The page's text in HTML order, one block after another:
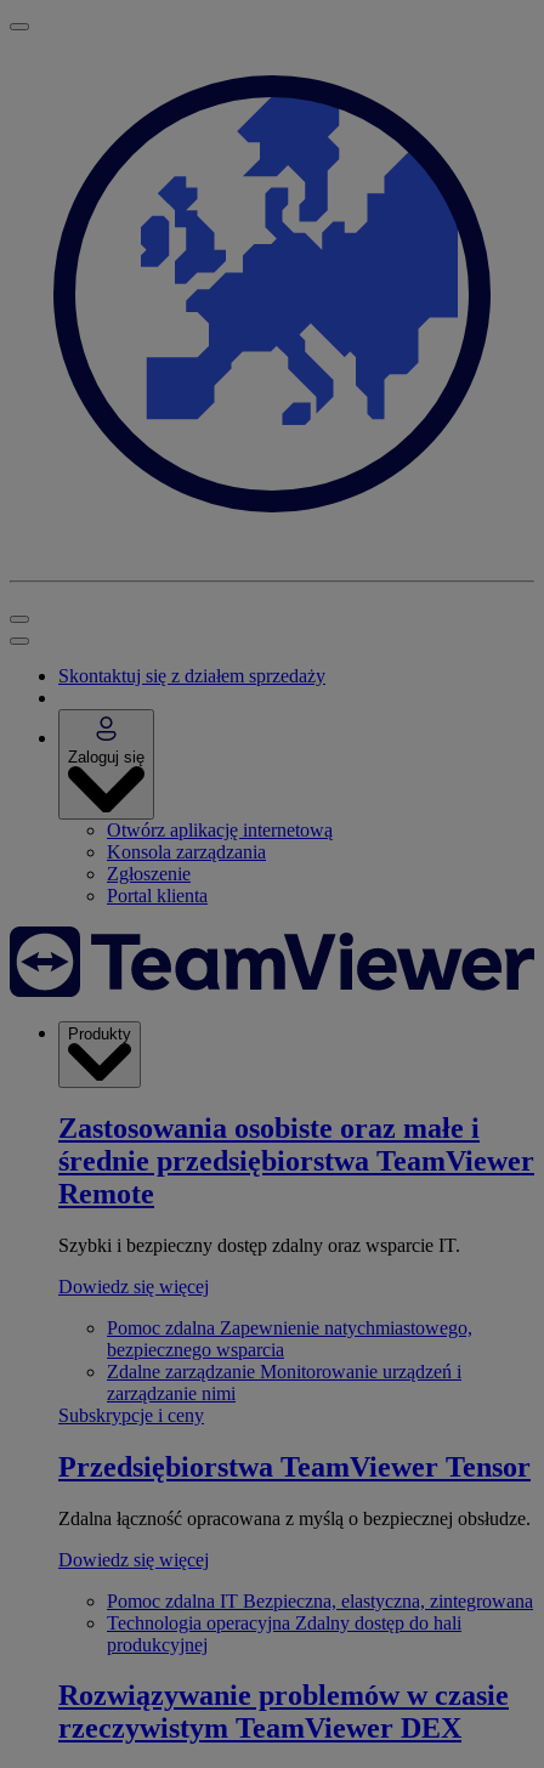
Skontaktuj się z działem sprzedaży
Zaloguj się
Otwórz aplikację internetową
Konsola zarządzania
Zgłoszenie
Portal klienta
Produkty
Zastosowania osobiste oraz małe i
średnie przedsiębiorstwa TeamViewer
Remote
Szybki i bezpieczny dostęp zdalny oraz wsparcie IT.
Dowiedz się więcej
Pomoc zdalna Zapewnienie natychmiastowego,
bezpiecznego wsparcia
Zdalne zarządzanie Monitorowanie urządzeń i
zarządzanie nimi
Subskrypcje i ceny
Przedsiębiorstwa TeamViewer Tensor
Zdalna łączność opracowana z myślą o bezpiecznej obsłudze.
Dowiedz się więcej
Pomoc zdalna IT Bezpieczna, elastyczna, zintegrowana
Technologia operacyjna Zdalny dostęp do hali
produkcyjnej
Rozwiązywanie problemów w czasie
rzeczywistym TeamViewer DEX